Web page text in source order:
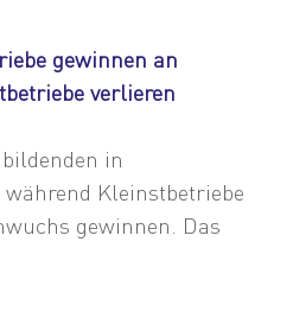
gewinnen an
verlieren
in
Kleinstbetriebe
gewinnen. Das